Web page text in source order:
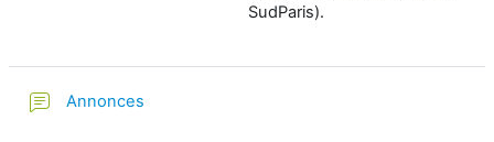
SudParis).
Annonces